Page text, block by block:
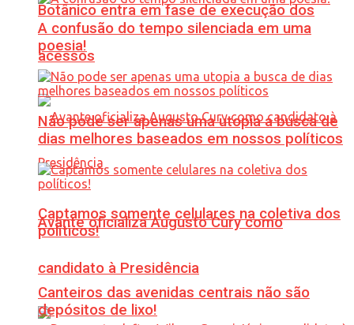
Botânico entra em fase de execução dos
acessos
Avante oficializa Augusto Cury como
candidato à Presidência
A confusão do tempo silenciada em uma
poesia!
Não pode ser apenas uma utopia a busca de
dias melhores baseados em nossos políticos
Captamos somente celulares na coletiva dos
políticos!
Canteiros das avenidas centrais não são
depósitos de lixo!